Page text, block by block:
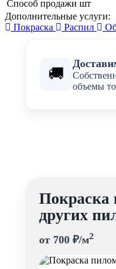
Способ продажи шт
Дополнительные услуги:
Покраска
Распил
🚚
объемы
Покраска
других
от 700 ₽/м2